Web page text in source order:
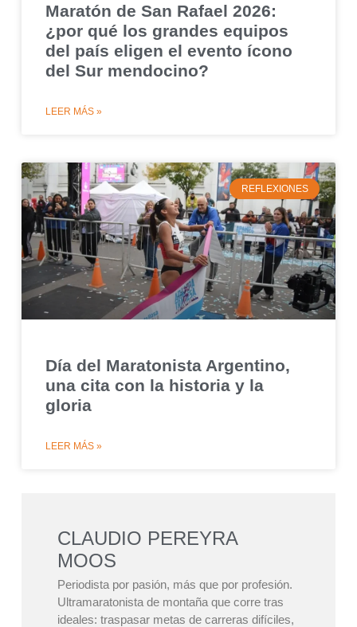
Maratón de San Rafael 2026:
¿por qué los grandes equipos
del país eligen el evento ícono
del Sur mendocino?
LEER MÁS »
REFLEXIONES
Día del Maratonista Argentino,
una cita con la historia y la
gloria
LEER MÁS »
CLAUDIO PEREYRA
MOOS
Periodista por pasión, más que por profesión.
Ultramaratonista de montaña que corre tras
ideales: traspasar metas de carreras difíciles,